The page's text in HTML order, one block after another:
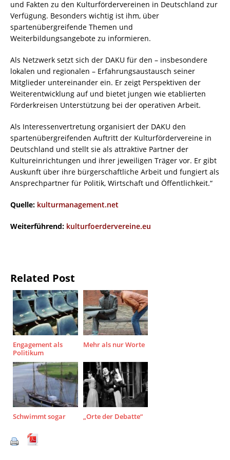
und Fakten zu den Kulturfördervereinen in Deutschland zur
Verfügung. Besonders wichtig ist ihm, über
spartenübergreifende Themen und
Weiterbildungsangebote zu informieren.
Als Netzwerk setzt sich der DAKU für den – insbesondere
lokalen und regionalen – Erfahrungsaustausch seiner
Mitglieder untereinander ein. Er zeigt Perspektiven der
Weiterentwicklung auf und bietet jungen wie etablierten
Förderkreisen Unterstützung bei der operativen Arbeit.
Als Interessenvertretung organisiert der DAKU den
spartenübergreifenden Auftritt der Kulturfördervereine in
Deutschland und stellt sie als attraktive Partner der
Kultureinrichtungen und ihrer jeweiligen Träger vor. Er gibt
Auskunft über ihre bürgerschaftliche Arbeit und fungiert als
Ansprechpartner für Politik, Wirtschaft und Öffentlichkeit.“
Quelle: kulturmanagement.net
Weiterführend: kulturfoerdervereine.eu
Related Post
Engagement als
Politikum
Mehr als nur Worte
Schwimmt sogar „Orte der Debatte“